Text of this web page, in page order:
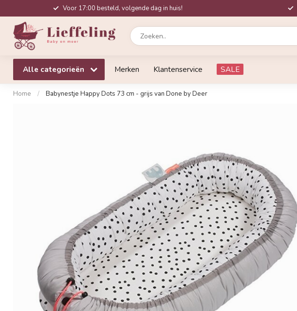
Voor 17:00 besteld, volgende dag in huis!
Alle categorieën Merken Klantenservice SALE
Home / Babynestje Happy Dots 73 cm - grijs van Done by Deer